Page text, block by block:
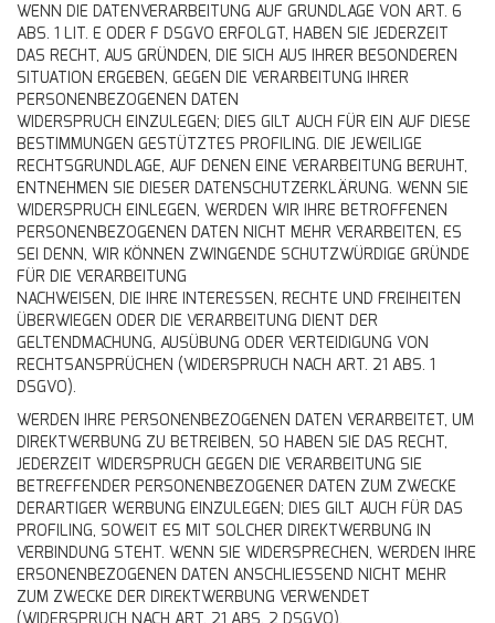
WENN DIE DATENVERARBEITUNG AUF GRUNDLAGE VON ART. 6
ABS. 1 LIT. E ODER F DSGVO ERFOLGT, HABEN SIE JEDERZEIT
DAS RECHT, AUS GRÜNDEN, DIE SICH AUS IHRER BESONDEREN
SITUATION ERGEBEN, GEGEN DIE VERARBEITUNG IHRER
PERSONENBEZOGENEN DATEN
WIDERSPRUCH EINZULEGEN; DIES GILT AUCH FÜR EIN AUF DIESE
BESTIMMUNGEN GESTÜTZTES PROFILING. DIE JEWEILIGE
RECHTSGRUNDLAGE, AUF DENEN EINE VERARBEITUNG BERUHT,
ENTNEHMEN SIE DIESER DATENSCHUTZERKLÄRUNG. WENN SIE
WIDERSPRUCH EINLEGEN, WERDEN WIR IHRE BETROFFENEN
PERSONENBEZOGENEN DATEN NICHT MEHR VERARBEITEN, ES
SEI DENN, WIR KÖNNEN ZWINGENDE SCHUTZWÜRDIGE GRÜNDE
FÜR DIE VERARBEITUNG
NACHWEISEN, DIE IHRE INTERESSEN, RECHTE UND FREIHEITEN
ÜBERWIEGEN ODER DIE VERARBEITUNG DIENT DER
GELTENDMACHUNG, AUSÜBUNG ODER VERTEIDIGUNG VON
RECHTSANSPRÜCHEN (WIDERSPRUCH NACH ART. 21 ABS. 1
DSGVO).
WERDEN IHRE PERSONENBEZOGENEN DATEN VERARBEITET, UM
DIREKTWERBUNG ZU BETREIBEN, SO HABEN SIE DAS RECHT,
JEDERZEIT WIDERSPRUCH GEGEN DIE VERARBEITUNG SIE
BETREFFENDER PERSONENBEZOGENER DATEN ZUM ZWECKE
DERARTIGER WERBUNG EINZULEGEN; DIES GILT AUCH FÜR DAS
PROFILING, SOWEIT ES MIT SOLCHER DIREKTWERBUNG IN
VERBINDUNG STEHT. WENN SIE WIDERSPRECHEN, WERDEN IHRE
ERSONENBEZOGENEN DATEN ANSCHLIESSEND NICHT MEHR
ZUM ZWECKE DER DIREKTWERBUNG VERWENDET